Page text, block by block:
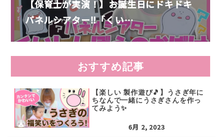
【保育士が実演！】お誕生日にドキドキ
パネルシアター‼️「くい…
おすすめ記事
【楽しい 製作遊び🎵】うさぎ年に
ちなんで一緒にうさぎさんを作っ
てみよう✨
6月 2, 2023